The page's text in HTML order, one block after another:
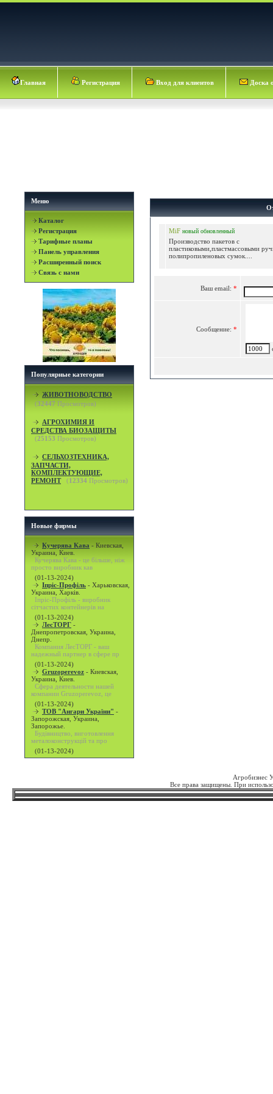
Главная Регистрация Вход для клиентов Доска
Меню
Каталог
Регистрация
Тарифные планы
Панель управления
Расширенный поиск
Связь с нами
Популярные категории
ЖИВОТНОВОДСТВО
(32447 Просмотров)
АГРОХИМИЯ И
СРЕДСТВА БИОЗАЩИТЫ
(25153 Просмотров)
СЕЛЬХОЗТЕХНИКА,
ЗАПЧАСТИ,
КОМПЛЕКТУЮЩИЕ,
РЕМОНТ
(12334 Просмотров)
Новые фирмы
Кучерява Кава - Киевская,
Украина, Киев.
Кучерява Кава - це більше, ніж
просто виробник кав
(01-13-2024)
Іпріс-Профіль - Харьковская,
Украина, Харків.
Іпріс-Профіль - виробник
сітчастих контейнерів на
(01-13-2024)
ЛесТОРГ -
Днепропетровская, Украина,
Днепр.
Компания ЛесТОРГ - ваш
надежный партнер в сфере пр
(01-13-2024)
Gruzoperevoz - Киевская,
Украина, Киев.
Сфера деятельности нашей
компании Gruzoperevoz, це
(01-13-2024)
ТОВ "Ангари України" -
Запорожская, Украина,
Запорожье.
Будівництво, виготовлення
металоконструкцій та про
(01-13-2024)
MiF новый обновленный
Производство пакетов с
пластиковыми,пластмассовыми
полипропиленовых сумок....
Ваш email: *
Сообщение: *
Агробизнес
Все права защищены. При